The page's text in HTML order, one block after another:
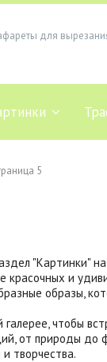
для
5
"Картинки"
красочных и
образы,
галерее, чтобы
от природы до
творчества.